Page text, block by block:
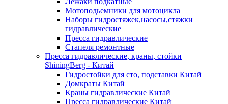
Мотоподьемники для мотоцикла
Наборы гидростяжек,насосы,стяжки
гидравлические
Пресса гидравлические
Стапеля ремонтные
Пресса гидравлические, краны, стойки
ShiningBerg - Китай
Гидростойки для сто, подставки Китай
Домкраты Китай
Краны гидравлические Китай
Пресса гидравлические Китай